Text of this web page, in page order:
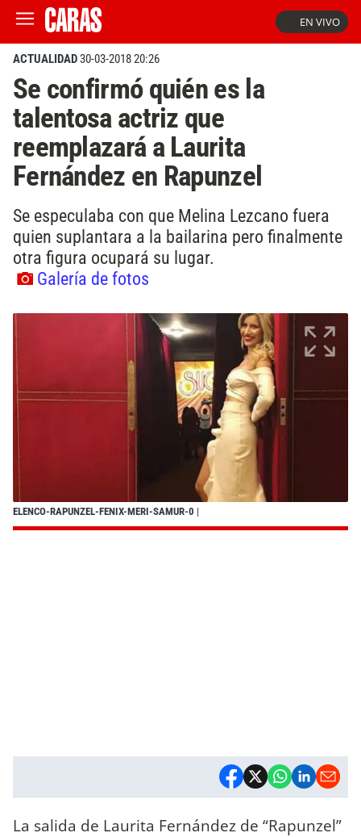
EN VIVO
ACTUALIDAD30-03-2018 20:26
Se confirmó quién es la
talentosa actriz que
reemplazará a Laurita
Fernández en Rapunzel
Se especulaba con que Melina Lezcano fuera
quien suplantara a la bailarina pero finalmente
otra figura ocupará su lugar.
Galería de fotos
ELENCO-RAPUNZEL-FENIX-MERI-SAMUR-0 |
La salida de Laurita Fernández de “Rapunzel”